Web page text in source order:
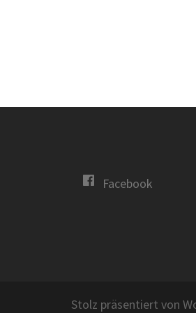
Facebook
Stolz präsentiert von